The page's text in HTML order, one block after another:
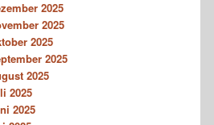
2025
2025
2025
2025
2025
2025
2025